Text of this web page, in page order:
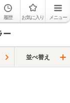
履歴 お気に入り メニュー
ー
並べ替え